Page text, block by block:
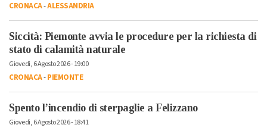
CRONACA-ALESSANDRIA
Siccità: Piemonte avvia le procedure per la richiesta di
stato di calamità naturale
Giovedì, 6 Agosto 2026 - 19:00
CRONACA-PIEMONTE
Spento l’incendio di sterpaglie a Felizzano
Giovedì, 6 Agosto 2026 - 18:41